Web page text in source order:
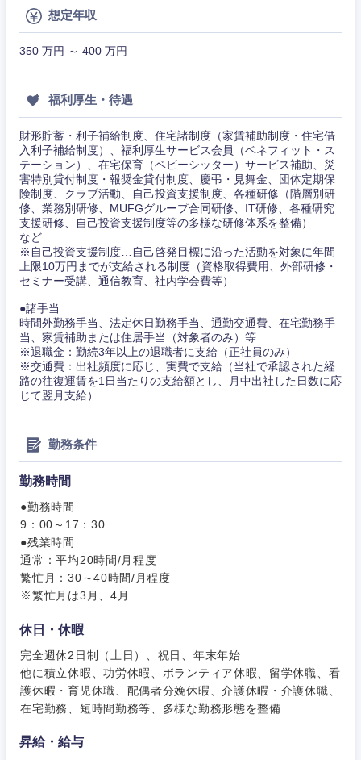
想定年収
350 万円 ～ 400 万円
福利厚生・待遇
財形貯蓄・利子補給制度、住宅諸制度（家賃補助制度・住宅借
入利子補給制度）、福利厚生サービス会員（ベネフィット・ス
テーション）、在宅保育（ベビーシッター）サービス補助、災
害特別貸付制度・報奨金貸付制度、慶弔・見舞金、団体定期保
険制度、クラブ活動、自己投資支援制度、各種研修（階層別研
修、業務別研修、MUFGグループ合同研修、IT研修、各種研究
支援研修、自己投資支援制度等の多様な研修体系を整備）
など
※自己投資支援制度…自己啓発目標に沿った活動を対象に年間
上限10万円までが支給される制度（資格取得費用、外部研修・
セミナー受講、通信教育、社内学会費等）
●諸手当
時間外勤務手当、法定休日勤務手当、通勤交通費、在宅勤務手
当、家賃補助または住居手当（対象者のみ）等
※退職金：勤続3年以上の退職者に支給（正社員のみ）
※交通費：出社頻度に応じ、実費で支給（当社で承認された経
路の往復運賃を1日当たりの支給額とし、月中出社した日数に応
じて翌月支給）
勤務条件
勤務時間
●勤務時間
9：00～17：30
●残業時間
通常：平均20時間/月程度
繁忙月：30～40時間/月程度
※繁忙月は3月、4月
休日・休暇
完全週休2日制（土日）、祝日、年末年始
他に積立休暇、功労休暇、ボランティア休暇、留学休職、看
護休暇・育児休職、配偶者分娩休暇、介護休暇・介護休職、
在宅勤務、短時間勤務等、多様な勤務形態を整備
昇給・給与
不動産専
門職
事務職
その他
人材・アウトソーシング
サービス
その他
甲信越・北陸
新潟県
山梨県 長野県